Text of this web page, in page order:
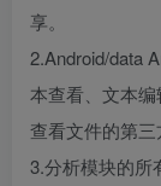
享。
2.Android/data
本查看、文本
查看文件的第三
3.分析模块的所